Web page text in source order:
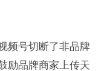
频号切断了非品牌
励品牌商家上传天